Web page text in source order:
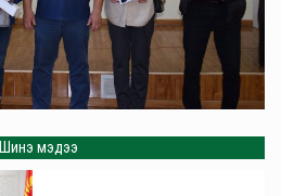
Шинэ мэдээ